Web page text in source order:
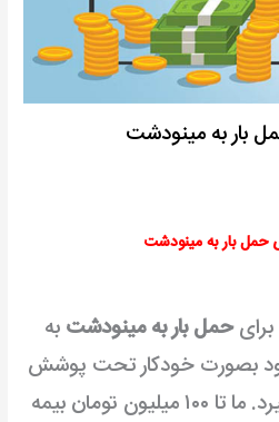
بار به مینودشت
حمل بار به مینودشت
حمل بار به مینودشت به
بصورت خودکار تحت پوشش
بیمه رایگان ما قرار می گیرد. ما تا ۱۰۰ میلیون تومان بیمه